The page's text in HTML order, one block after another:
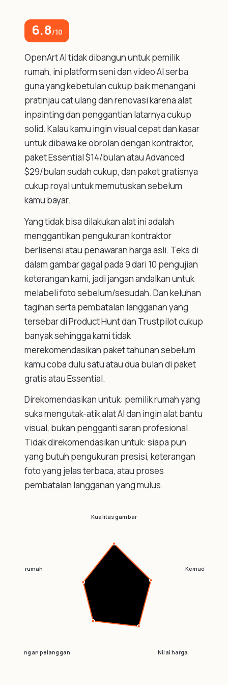
6.8/10
OpenArt AI tidak dibangun untuk pemilik
rumah, ini platform seni dan video AI serba
guna yang kebetulan cukup baik menangani
pratinjau cat ulang dan renovasi karena alat
inpainting dan penggantian latarnya cukup
solid. Kalau kamu ingin visual cepat dan kasar
untuk dibawa ke obrolan dengan kontraktor,
paket Essential $14/bulan atau Advanced
$29/bulan sudah cukup, dan paket gratisnya
cukup royal untuk memutuskan sebelum
kamu bayar.
Yang tidak bisa dilakukan alat ini adalah
menggantikan pengukuran kontraktor
berlisensi atau penawaran harga asli. Teks di
dalam gambar gagal pada 9 dari 10 pengujian
keterangan kami, jadi jangan andalkan untuk
melabeli foto sebelum/sesudah. Dan keluhan
tagihan serta pembatalan langganan yang
tersebar di Product Hunt dan Trustpilot cukup
banyak sehingga kami tidak
merekomendasikan paket tahunan sebelum
kamu coba dulu satu atau dua bulan di paket
gratis atau Essential.
Direkomendasikan untuk: pemilik rumah yang
suka mengutak-atik alat AI dan ingin alat bantu
visual, bukan pengganti saran profesional.
Tidak direkomendasikan untuk: siapa pun
yang butuh pengukuran presisi, keterangan
foto yang jelas terbaca, atau proses
pembatalan langganan yang mulus.
Kualitas gambar
Kemudahan
Nilai harga
Dukungan pelanggan
rumah